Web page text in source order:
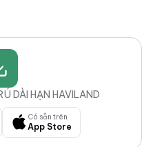
DÀI HẠN HAVILAND
Có sẵn trên
App Store